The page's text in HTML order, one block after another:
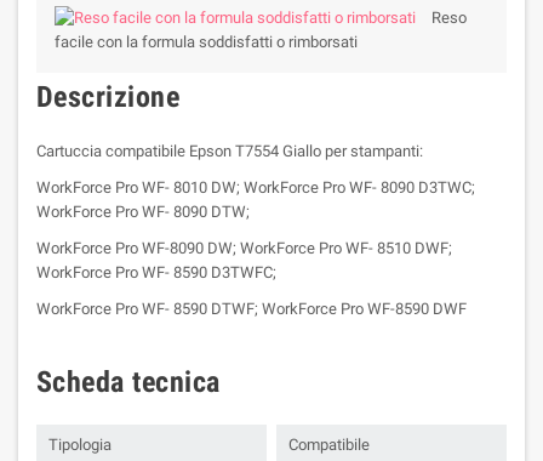
Reso
facile con la formula soddisfatti o rimborsati
Descrizione
Cartuccia compatibile Epson T7554 Giallo per stampanti:
WorkForce Pro WF- 8010 DW; WorkForce Pro WF- 8090 D3TWC;
WorkForce Pro WF- 8090 DTW;
WorkForce Pro WF-8090 DW; WorkForce Pro WF- 8510 DWF;
WorkForce Pro WF- 8590 D3TWFC;
WorkForce Pro WF- 8590 DTWF; WorkForce Pro WF-8590 DWF
Scheda tecnica
Tipologia Compatibile